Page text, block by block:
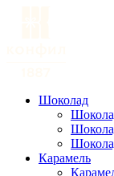
Шоколад
Карамель